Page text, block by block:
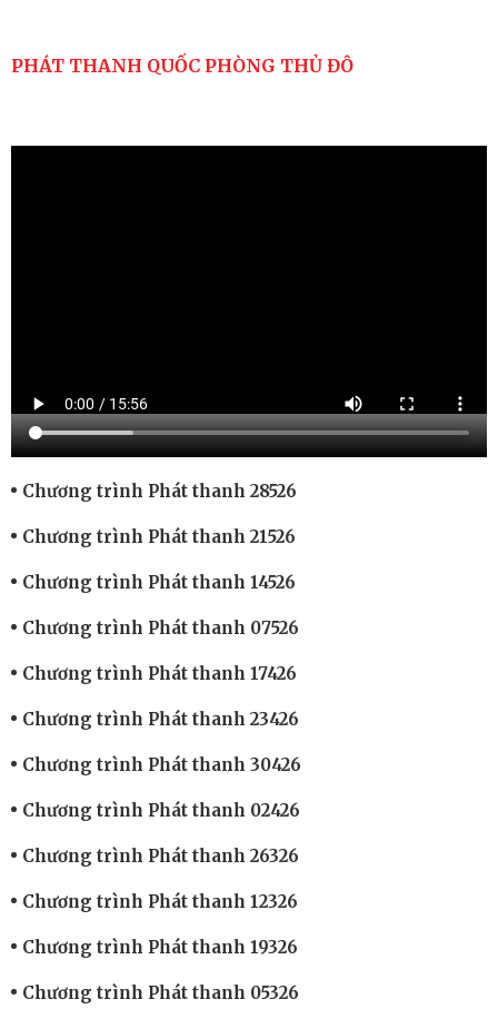
PHÁT THANH QUỐC PHÒNG THỦ ĐÔ
Chương trình Phát thanh 28526
Chương trình Phát thanh 21526
Chương trình Phát thanh 14526
Chương trình Phát thanh 07526
Chương trình Phát thanh 17426
Chương trình Phát thanh 23426
Chương trình Phát thanh 30426
Chương trình Phát thanh 02426
Chương trình Phát thanh 26326
Chương trình Phát thanh 12326
Chương trình Phát thanh 19326
Chương trình Phát thanh 05326